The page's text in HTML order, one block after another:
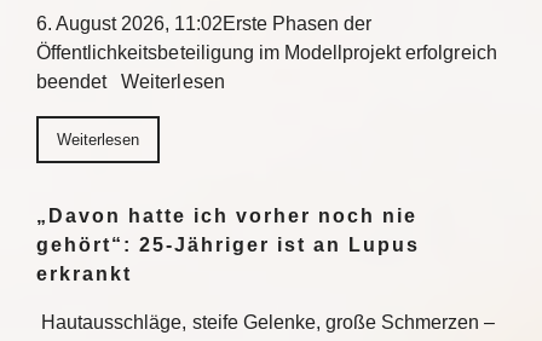
6. August 2026, 11:02Erste Phasen der
Öffentlichkeitsbeteiligung im Modellprojekt erfolgreich
beendet Weiterlesen
Weiterlesen
„Davon hatte ich vorher noch nie
gehört“: 25-Jähriger ist an Lupus
erkrankt
Hautausschläge, steife Gelenke, große Schmerzen –